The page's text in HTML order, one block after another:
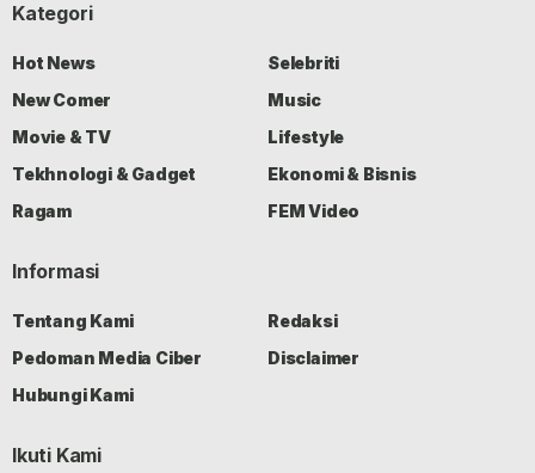
Kategori
Hot News
Selebriti
New Comer
Music
Movie & TV
Lifestyle
Tekhnologi & Gadget
Ekonomi & Bisnis
Ragam
FEM Video
Informasi
Tentang Kami
Redaksi
Pedoman Media Ciber
Disclaimer
Hubungi Kami
Ikuti Kami